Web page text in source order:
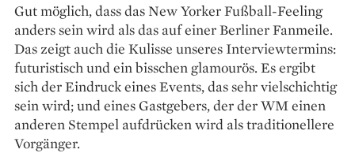
Gut möglich, dass das New Yorker Fußball-Feeling
anders sein wird als das auf einer Berliner Fanmeile.
Das zeigt auch die Kulisse unseres Interviewtermins:
futuristisch und ein bisschen glamourös. Es ergibt
sich der Eindruck eines Events, das sehr vielschichtig
sein wird; und eines Gastgebers, der der WM einen
anderen Stempel aufdrücken wird als traditionellere
Vorgänger.